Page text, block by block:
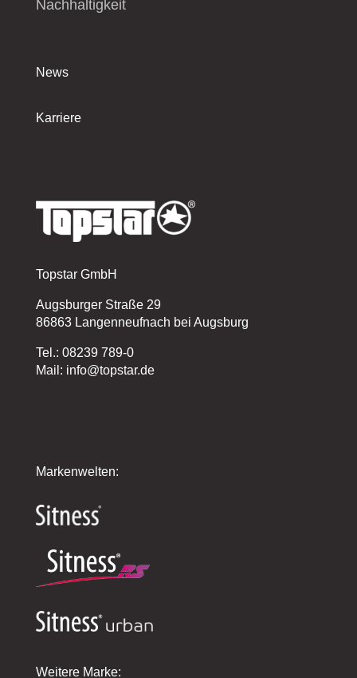
Nachhaltigkeit
News
Karriere
Topstar GmbH
Augsburger Straße 29
86863 Langenneufnach bei Augsburg
Tel.: 08239 789-0
Mail: info@topstar.de
Markenwelten:
Weitere Marke: